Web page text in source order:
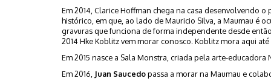
Em 2014, Clarice Hoffman chega na casa desenvolvendo
histórico, em que, ao lado de Mauricio Silva, a Maumau é
gravuras que funciona de forma independente desde
2014 Hke Koblitz vem morar conosco. Koblitz mora aqui até
Em 2015 nasce a Sala Monstra, criada pela arte-
Em 2016, Juan Saucedopassa a morar na Maumau e